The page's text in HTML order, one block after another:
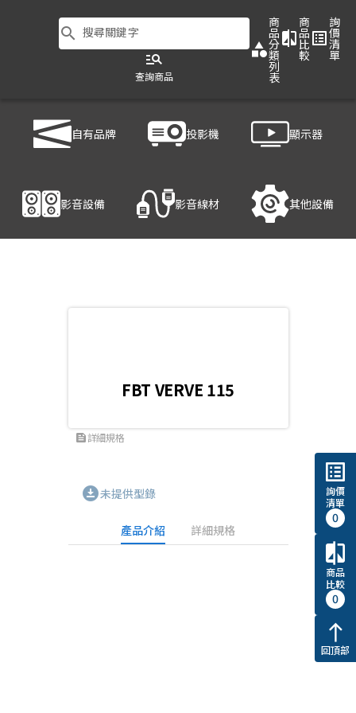
search 搜尋關鍵字
manage_search
查詢商品
category
商
品
分
類
列
表
compare
商
品
比
較
list_alt
詢
價
清
單
自有品牌 投影機 顯示器
影音設備 影音線材 其他設備
產品細節
FBT VERVE 115
feed詳細規格
download_for_offline未提供型錄
產品介紹 詳細規格
list_alt
詢價
清單
0
compare
商品
比較
0
north
回頂部